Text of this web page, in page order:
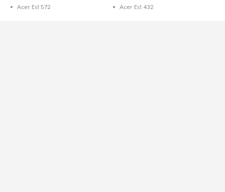
Acer Es1 572
Acer Es1 432